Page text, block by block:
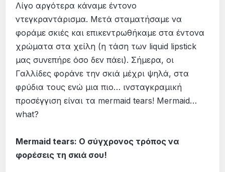
Λίγο αργότερα κάναμε έντονο
ντεγκραντάρισμα. Μετά σταματήσαμε να
φοράμε σκιές και επικεντρωθήκαμε στα έντονα
χρώματα στα χείλη (η τάση των liquid lipstick
μας συνεπήρε όσο δεν πάει). Σήμερα, οι
Γαλλίδες φοράνε την σκιά μέχρι ψηλά, στα
φρύδια τους ενώ μια πιο… ινσταγκραμική
προσέγγιση είναι τα mermaid tears! Mermaid…
what?
Mermaid tears: Ο σύγχρονος τρόπος να
φορέσεις τη σκιά σου!